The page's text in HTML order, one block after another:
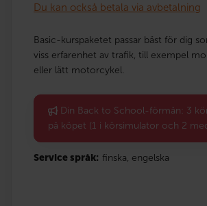
Du kan också betala via avbetalning
Basic-kurspaketet passar bäst för dig
viss erfarenhet av trafik, till exempel
eller lätt motorcykel.
Din Back to School-förmån: 3
på köpet (1 i körsimulator och 2
Service språk: finska, engelska